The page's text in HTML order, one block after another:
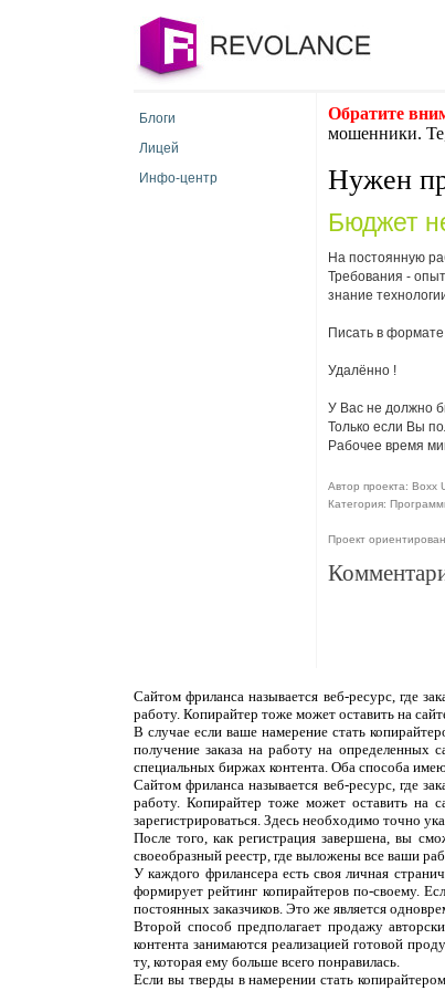
Блоги
Лицей
Инфо-центр
Обратите
мошенники. Те,
Нужен
Бюджет
На постоянную
Требования -
знание
Писать в
Удалённо !
У Вас не должно
Только если Вы
Рабочее время
Автор проекта: Boxx
Категория:
Проект
Сайтом фриланса называется веб-ресурс, где
работу. Копирайтер тоже может оставить на
В случае если ваше намерение стать
получение заказа на работу на определенных
специальных биржах контента. Оба способа
Сайтом фриланса называется веб-ресурс, где
работу. Копирайтер тоже может оставить на
зарегистрироваться. Здесь необходимо точно
После того, как регистрация завершена, вы
своеобразный реестр, где выложены все ваши
У каждого фрилансера есть своя личная
формирует рейтинг копирайтеров по-своему.
постоянных заказчиков. Это же является
Второй способ предполагает продажу
контента занимаются реализацией готовой
ту, которая ему больше всего понравилась.
Если вы тверды в намерении стать